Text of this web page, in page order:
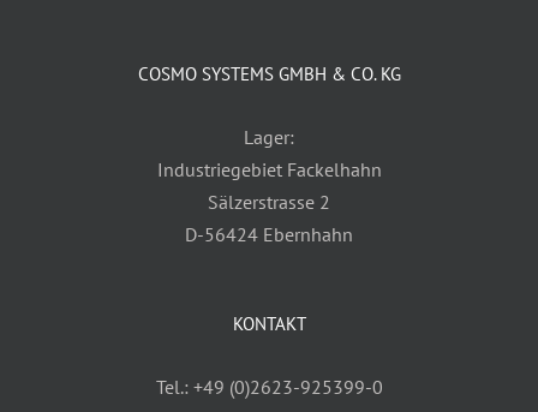
COSMO SYSTEMS GMBH & CO. KG
Lager:
Industriegebiet Fackelhahn
Sälzerstrasse 2
D-56424 Ebernhahn
KONTAKT
Tel.: +49 (0)2623-925399-0